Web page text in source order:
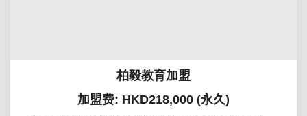
柏毅教育加盟
加盟费: HKD218,000 (永久)